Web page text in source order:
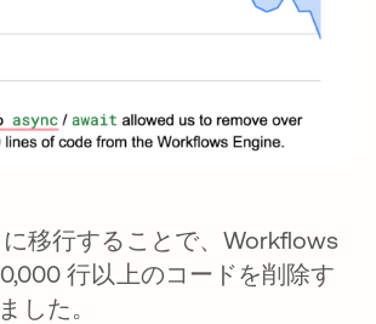
移行することで、Workflows
行以上のコードを削除す
した。